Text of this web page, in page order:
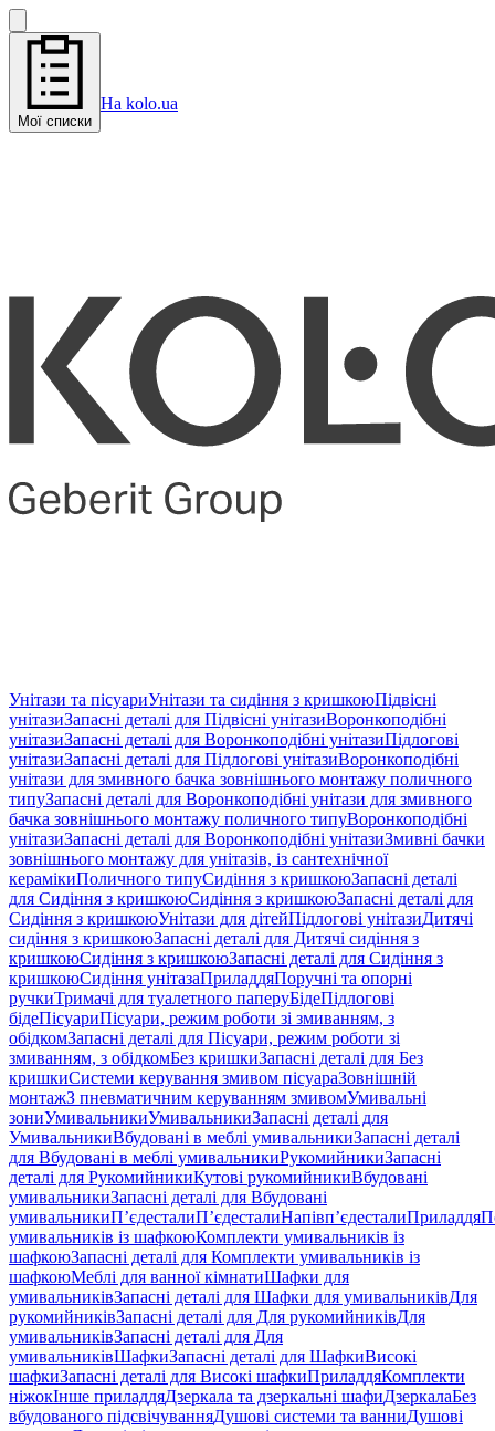
Мої списки
На kolo.ua
Унітази та пісуариУнітази та сидіння з кришкоюПідвісні
унітазиЗапасні деталі для Підвісні унітазиВоронкоподібні
унітазиЗапасні деталі для Воронкоподібні унітазиПідлогові
унітазиЗапасні деталі для Підлогові унітазиВоронкоподібні
унітази для змивного бачка зовнішнього монтажу поличного
типуЗапасні деталі для Воронкоподібні унітази для змивного
бачка зовнішнього монтажу поличного типуВоронкоподібні
унітазиЗапасні деталі для Воронкоподібні унітазиЗмивні бачки
зовнішнього монтажу для унітазів, із сантехнічної
керамікиПоличного типуСидіння з кришкоюЗапасні деталі
для Сидіння з кришкоюСидіння з кришкоюЗапасні деталі для
Сидіння з кришкоюУнітази для дітейПідлогові унітазиДитячі
сидіння з кришкоюЗапасні деталі для Дитячі сидіння з
кришкоюСидіння з кришкоюЗапасні деталі для Сидіння з
кришкоюСидіння унітазаПриладдяПоручні та опорні
ручкиТримачі для туалетного паперуБідеПідлогові
бідеПісуариПісуари, режим роботи зі змиванням, з
обідкомЗапасні деталі для Пісуари, режим роботи зі
змиванням, з обідкомБез кришкиЗапасні деталі для Без
кришкиСистеми керування змивом пісуараЗовнішній
монтажЗ пневматичним керуванням змивомУмивальні
зониУмивальникиУмивальникиЗапасні деталі для
УмивальникиВбудовані в меблі умивальникиЗапасні деталі
для Вбудовані в меблі умивальникиРукомийникиЗапасні
деталі для РукомийникиКутові рукомийникиВбудовані
умивальникиЗапасні деталі для Вбудовані
умивальникиП’єдесталиП’єдесталиНапівп’єдесталиПриладдя
умивальників із шафкоюКомплекти умивальників із
шафкоюЗапасні деталі для Комплекти умивальників із
шафкоюМеблі для ванної кімнатиШафки для
умивальниківЗапасні деталі для Шафки для умивальниківДля
рукомийниківЗапасні деталі для Для рукомийниківДля
умивальниківЗапасні деталі для Для
умивальниківШафкиЗапасні деталі для ШафкиВисокі
шафкиЗапасні деталі для Високі шафкиПриладдяКомплекти
ніжокІнше приладдяДзеркала та дзеркальні шафиДзеркалаБез
вбудованого підсвічуванняДушові системи та ванниДушові